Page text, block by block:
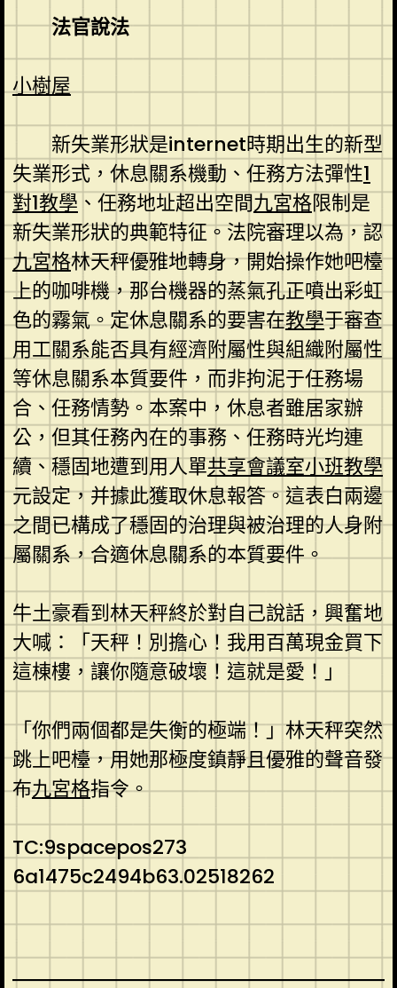
法官說法
小樹屋
新失業形狀是internet時期出生的新型
失業形式，休息關系機動、任務方法彈性1
對1教學 、任務地址超出空間九宮格限制是
新失業形狀的典範特征。法院審理以為，認
九宮格林天秤優雅地轉身，開始操作她吧檯
上的咖啡機，那台機器的蒸氣孔正噴出彩虹
色的霧氣。定休息關系的要害在教學于審查
用工關系能否具有經濟附屬性與組織附屬性
等休息關系本質要件，而非拘泥于任務場
合、任務情勢。本案中，休息者雖居家辦
公，但其任務內在的事務、任務時光均連
續、穩固地遭到用人單共享會議室小班教學
元設定，并據此獲取休息報答。這表白兩邊
之間已構成了穩固的治理與被治理的人身附
屬關系，合適休息關系的本質要件。
牛土豪看到林天秤終於對自己說話，興奮地
大喊：「天秤！別擔心！我用百萬現金買下
這棟樓，讓你隨意破壞！這就是愛！」
「你們兩個都是失衡的極端！」林天秤突然
跳上吧檯，用她那極度鎮靜且優雅的聲音發
布九宮格指令。
TC:9spacepos273
6a1475c2494b63.02518262